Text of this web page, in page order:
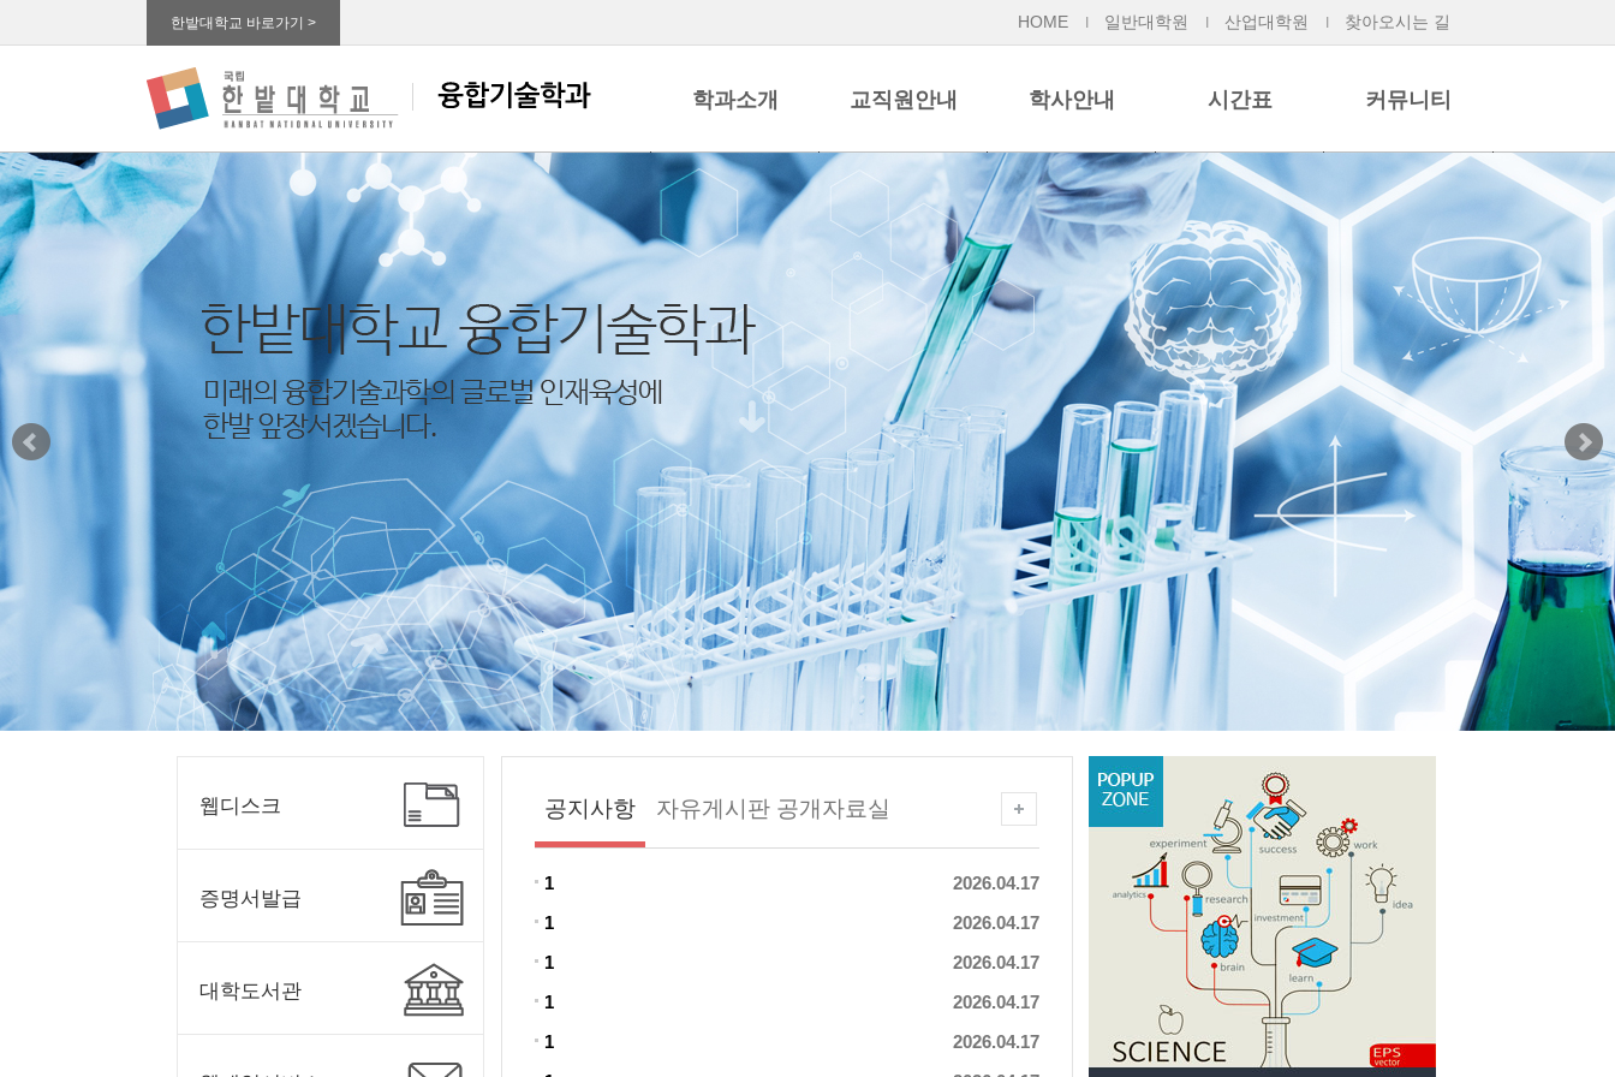
한밭대학교 바로가기 > HOME 일반대학원 산업대학원 찾아오시는 길
학과소개
학과장 인사말
교육목표
학과연혁
홍보자료
학과위치도
교직원안내 학사안내
전형일정
개설교과목
교육과정
교과목소개
시간표
시간표
커뮤니티
공지사항
학습동아리 활동
공개자료실
학사묻고답하기
포토갤러리
웹디스크
증명서발급
대학도서관
공지사항
1
2026.04.17
1
2026.04.17
1
2026.04.17
1
2026.04.17
1
2026.04.17
자유게시판 공개자료실